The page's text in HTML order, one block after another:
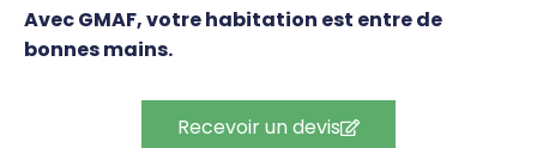
Avec GMAF, votre habitation est entre de
bonnes mains.
Recevoir un devis